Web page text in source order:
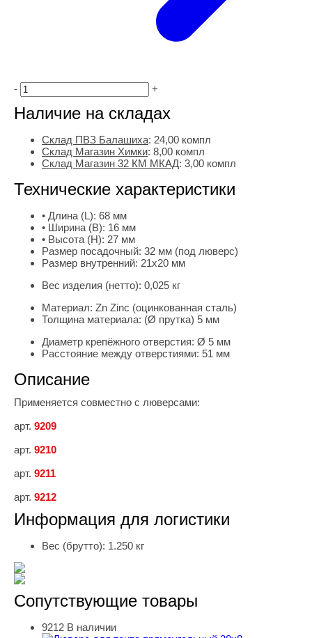
- +
Наличие на складах
Склад ПВЗ Балашиха: 24,00 компл
Склад Магазин Химки: 8,00 компл
Склад Магазин 32 КМ МКАД: 3,00 компл
Технические характеристики
• Длина (L): 68 мм
• Ширина (B): 16 мм
• Высота (H): 27 мм
Размер посадочный: 32 мм (под люверс)
Размер внутренний: 21х20 мм
Вес изделия (нетто): 0,025 кг
Материал: Zn Zinc (оцинкованная сталь)
Толщина материала: (Ø прутка) 5 мм
Диаметр крепёжного отверстия: Ø 5 мм
Расстояние между отверстиями: 51 мм
Описание
Применяется совместно с люверсами:
арт. 9209
арт. 9210
арт. 9211
арт. 9212
Информация для логистики
Вес (брутто): 1.250 кг
Сопутствующие товары
9212 В наличии